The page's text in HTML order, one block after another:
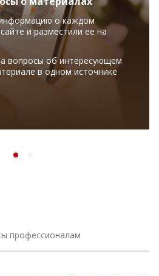
о каждом
и разместили ее на
вопросы об интересующем
в одном источнике
профессионалам